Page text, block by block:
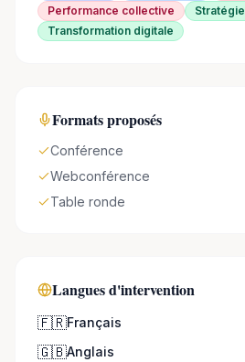
Performance collective
Stratégie
Transformation digitale
Formats proposés
Conférence
Webconférence
Table ronde
Langues d'intervention
🇫🇷Français
🇬🇧Anglais